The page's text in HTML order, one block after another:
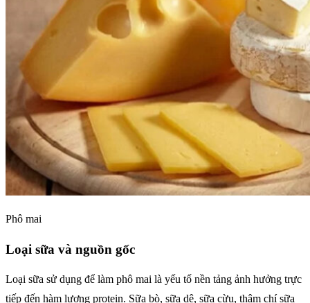
Phô mai
Loại sữa và nguồn gốc
Loại sữa sử dụng để làm phô mai là yếu tố nền tảng ảnh hưởng trực
tiếp đến hàm lượng protein. Sữa bò, sữa dê, sữa cừu, thậm chí sữa